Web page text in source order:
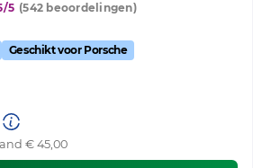
5 (542 beoordelingen)
Geschikt voor Porsche
€ 45,00